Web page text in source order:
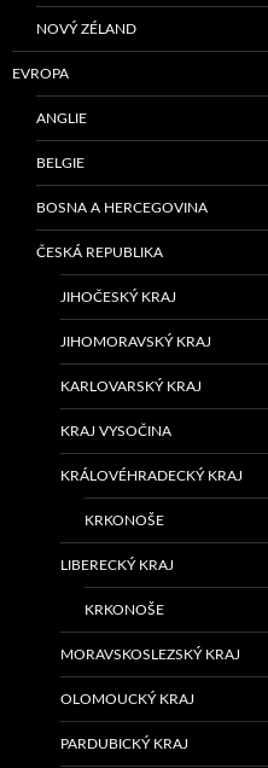
NOVÝ ZÉLAND
EVROPA
ANGLIE
BELGIE
BOSNA A HERCEGOVINA
ČESKÁ REPUBLIKA
JIHOČESKÝ KRAJ
JIHOMORAVSKÝ KRAJ
KARLOVARSKÝ KRAJ
KRAJ VYSOČINA
KRÁLOVÉHRADECKÝ KRAJ
KRKONOŠE
LIBERECKÝ KRAJ
KRKONOŠE
MORAVSKOSLEZSKÝ KRAJ
OLOMOUCKÝ KRAJ
PARDUBICKÝ KRAJ